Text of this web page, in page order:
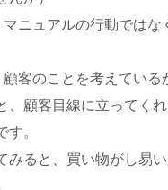
ニュアルの行動ではな
客のことを考えている
、顧客目線に立ってく
す。
みると、買い物がし易